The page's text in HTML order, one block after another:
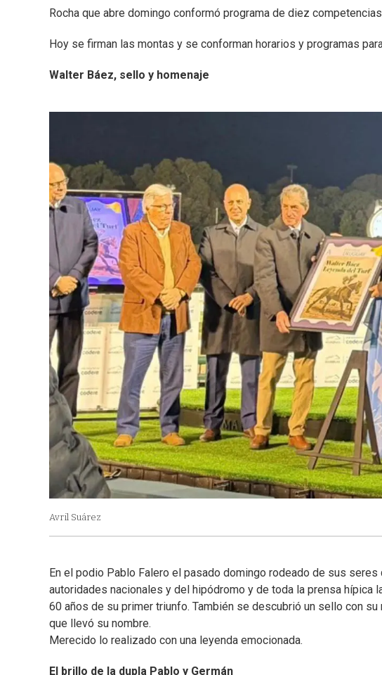
Rocha que abre domingo conformó programa de diez
Hoy se firman las montas y se conforman horarios y programas
Walter Báez, sello y homenaje
Avril Suárez
En el podio Pablo Falero el pasado domingo rodeado de sus
autoridades nacionales y del hipódromo y de toda la prensa hípica
60 años de su primer triunfo. También se descubrió un sello con
que llevó su nombre.
Merecido lo realizado con una leyenda emocionada.
El brillo de la dupla Pablo y Germán